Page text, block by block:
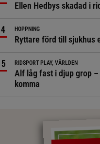
Ellen Hedbys skadad i
HOPPNING
Ryttare förd till sjukhus
RIDSPORT PLAY, VÄRLDEN
Alf låg fast i djup grop
komma